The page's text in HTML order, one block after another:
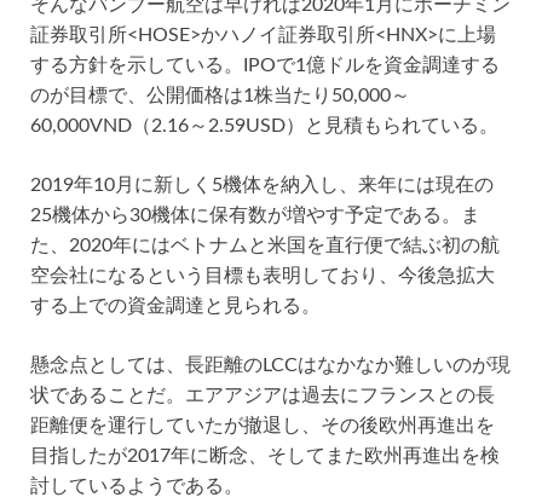
そんなバンブー航空は早ければ2020年1月にホーチミン
証券取引所<HOSE>かハノイ証券取引所<HNX>に上場
する方針を示している。IPOで1億ドルを資金調達する
のが目標で、公開価格は1株当たり50,000～
60,000VND（2.16～2.59USD）と見積もられている。
2019年10月に新しく5機体を納入し、来年には現在の
25機体から30機体に保有数が増やす予定である。ま
た、2020年にはベトナムと米国を直行便で結ぶ初の航
空会社になるという目標も表明しており、今後急拡大
する上での資金調達と見られる。
懸念点としては、長距離のLCCはなかなか難しいのが現
状であることだ。エアアジアは過去にフランスとの長
距離便を運行していたが撤退し、その後欧州再進出を
目指したが2017年に断念、そしてまた欧州再進出を検
討しているようである。